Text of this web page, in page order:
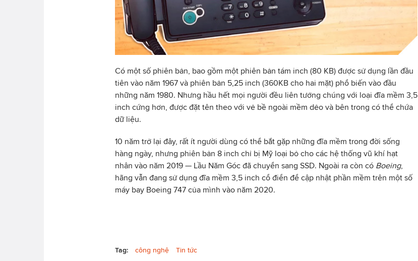
Có một số phiên bản, bao gồm một phiên bản tám inch (80 KB) được sử dụng lần đầu
tiên vào năm 1967 và phiên bản 5,25 inch (360KB cho hai mặt) phổ biến vào đầu
những năm 1980. Nhưng hầu hết mọi người đều liên tưởng chúng với loại đĩa mềm 3,5
inch cứng hơn, được đặt tên theo với vẻ bề ngoài mềm dẻo và bên trong có thể chứa
dữ liệu.
10 năm trở lại đây, rất ít người dùng có thể bắt gặp những đĩa mềm trong đời sống
hàng ngày, nhưng phiên bản 8 inch chỉ bị Mỹ loại bỏ cho các hệ thống vũ khí hạt
nhân vào năm 2019 — Lầu Năm Góc đã chuyển sang SSD. Ngoài ra còn có Boeing,
hãng vẫn đang sử dụng đĩa mềm 3,5 inch cổ điển để cập nhật phần mềm trên một số
máy bay Boeing 747 của mình vào năm 2020.
Tag: công nghệ Tin tức